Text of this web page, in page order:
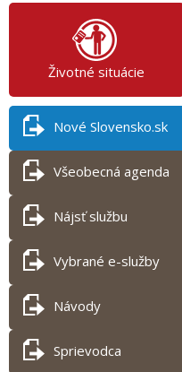
Životné situácie
Nové Slovensko.sk
Všeobecná agenda
Nájsť službu
Vybrané e-služby
Návody
Sprievodca
Tlač obsahu